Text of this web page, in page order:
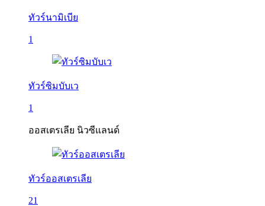
ทัวร์นามิเบีย
1
ทัวร์ซิมบับเว
1
ออสเตรเลีย นิวซีแลนด์
ทัวร์ออสเตรเลีย
21